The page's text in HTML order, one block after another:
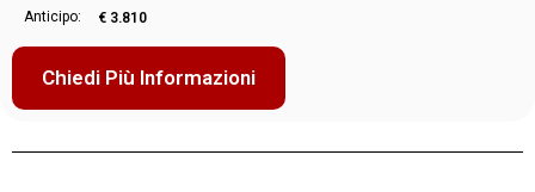
Anticipo:
€ 3.810
Chiedi Più Informazioni